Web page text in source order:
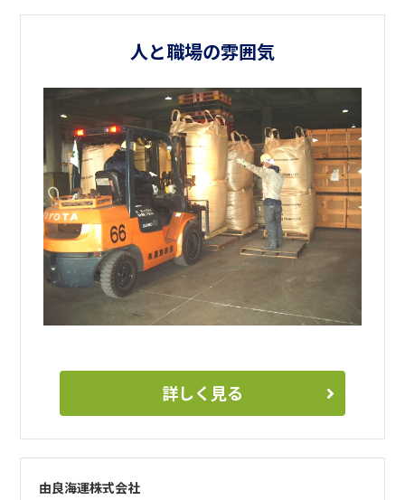
下さい。
人と職場の雰囲気
詳しく見る
由良海運株式会社